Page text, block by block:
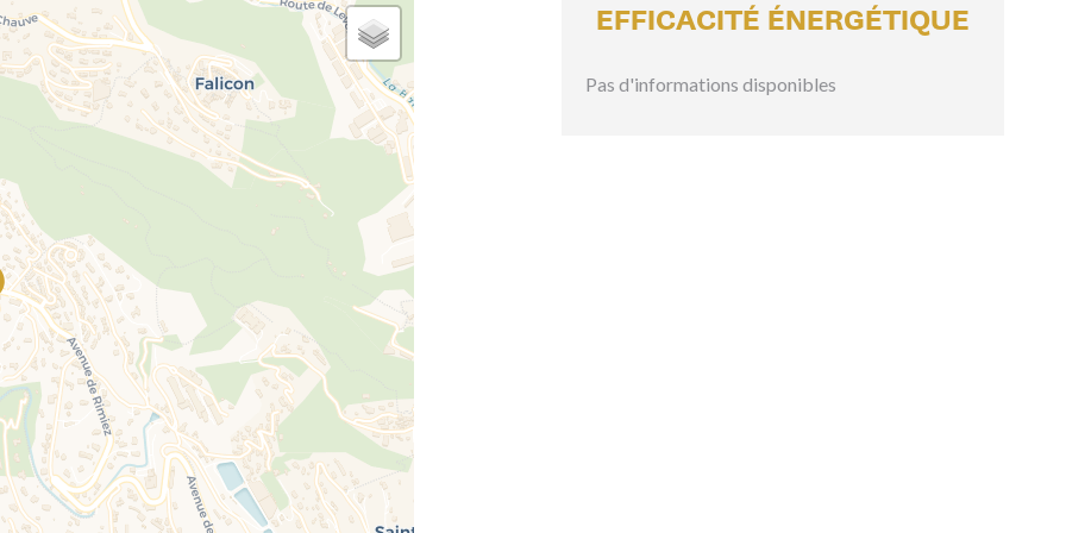
EFFICACITÉ ÉNERGÉTIQUE
Pas d'informations disponibles